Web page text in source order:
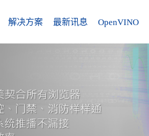
解决方案 最新讯息 OpenVINO